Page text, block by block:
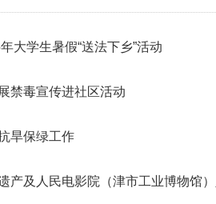
大学生暑假“送法下乡”活动
禁毒宣传进社区活动
旱保绿工作
产及人民电影院（津市工业博物馆